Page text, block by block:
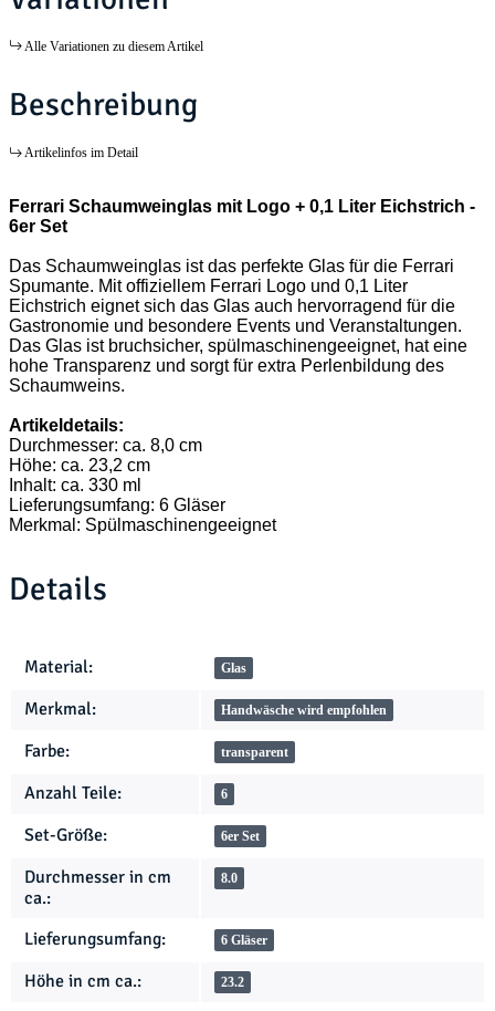
Alle Variationen zu diesem Artikel
Beschreibung
Artikelinfos im Detail
Ferrari Schaumweinglas mit Logo + 0,1 Liter Eichstrich -
6er Set
Das Schaumweinglas ist das perfekte Glas für die Ferrari
Spumante. Mit offiziellem Ferrari Logo und 0,1 Liter
Eichstrich eignet sich das Glas auch hervorragend für die
Gastronomie und besondere Events und Veranstaltungen.
Das Glas ist bruchsicher, spülmaschinengeeignet, hat eine
hohe Transparenz und sorgt für extra Perlenbildung des
Schaumweins.
Artikeldetails:
Durchmesser: ca. 8,0 cm
Höhe: ca. 23,2 cm
Inhalt: ca. 330 ml
Lieferungsumfang: 6 Gläser
Merkmal: Spülmaschinengeeignet
Details
Produkteigenschaft
Wert
Material: Glas
Merkmal: Handwäsche wird empfohlen
Farbe: transparent
Anzahl Teile: 6
Set-Größe: 6er Set
Durchmesser in cm
ca.:
8.0
Lieferungsumfang: 6 Gläser
Höhe in cm ca.: 23.2